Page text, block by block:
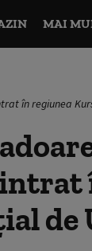
MAI
în regiunea
de